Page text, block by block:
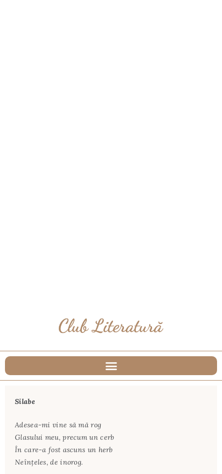
Silabe
Adesea-mi vine să mă rog
Glasului meu, precum un cerb
În care-a fost ascuns un herb
Neînţeles, de inorog.